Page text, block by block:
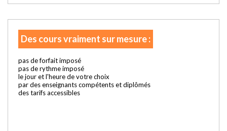
Des cours vraiment sur mesure :
pas de forfait imposé
pas de rythme imposé
le jour et l'heure de votre choix
par des enseignants compétents et diplômés
des tarifs accessibles